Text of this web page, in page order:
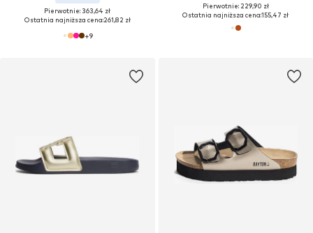
Pierwotnie: 363,64 zł
Ostatnia najniższa cena:261,82 zł
+9
Pierwotnie: 229,90 zł
Ostatnia najniższa cena:155,47 zł